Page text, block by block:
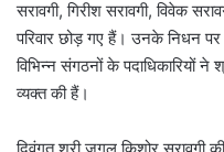
सरावगी, गिरीश सरावगी, विवेक
परिवार छोड़ गए हैं। उनके निधन
विभिन्न संगठनों के पदाधिकारियों ने
व्यक्त की हैं।